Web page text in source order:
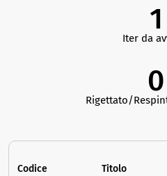
1
Iter da
0
Rigettato/
Codice Titolo